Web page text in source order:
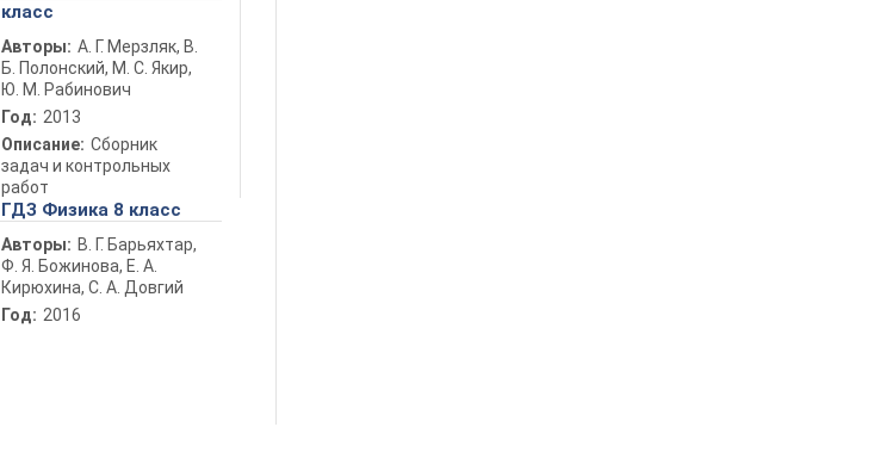
класс
Авторы: А. Г. Мерзляк, В.
Б. Полонский, М. С. Якир,
Ю. М. Рабинович
Год: 2013
Описание: Сборник
задач и контрольных
работ
ГДЗ Физика 8 класс
Авторы: В. Г. Барьяхтар,
Ф. Я. Божинова, Е. А.
Кирюхина, С. А. Довгий
Год: 2016